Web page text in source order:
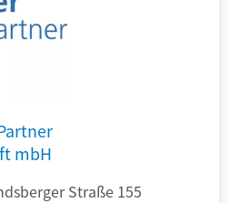
mbH
Straße 155